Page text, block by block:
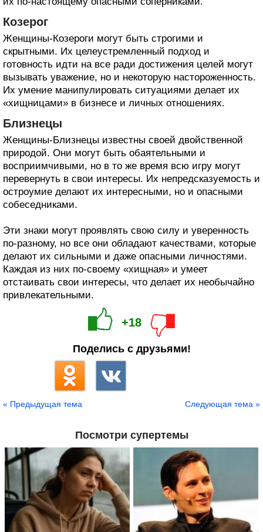
Козерог
Женщины-Козероги могут быть строгими и
скрытными. Их целеустремленный подход и
готовность идти на все ради достижения целей могут
вызывать уважение, но и некоторую настороженность.
Их умение манипулировать ситуациями делает их
«хищницами» в бизнесе и личных отношениях.
Близнецы
Женщины-Близнецы известны своей двойственной
природой. Они могут быть обаятельными и
восприимчивыми, но в то же время всю игру могут
перевернуть в свои интересы. Их непредсказуемость и
остроумие делают их интересными, но и опасными
собеседниками.
Эти знаки могут проявлять свою силу и уверенность
по-разному, но все они обладают качествами, которые
делают их сильными и даже опасными личностями.
Каждая из них по-своему «хищная» и умеет
отстаивать свои интересы, что делает их необычайно
привлекательными.
+18
Поделись с друзьями!
« Предыдущая тема Следующая тема »
Посмотри супертемы